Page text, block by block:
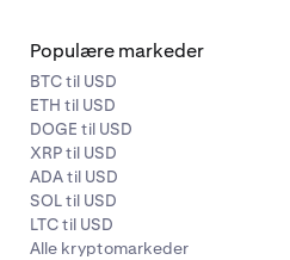
Populære markeder
BTC til USD
ETH til USD
DOGE til USD
XRP til USD
ADA til USD
SOL til USD
LTC til USD
Alle kryptomarkeder